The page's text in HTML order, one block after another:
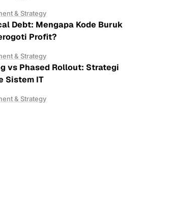
& Strategy
Debt: Mengapa Kode Buruk
Profit?
& Strategy
vs Phased Rollout: Strategi
Sistem IT
& Strategy